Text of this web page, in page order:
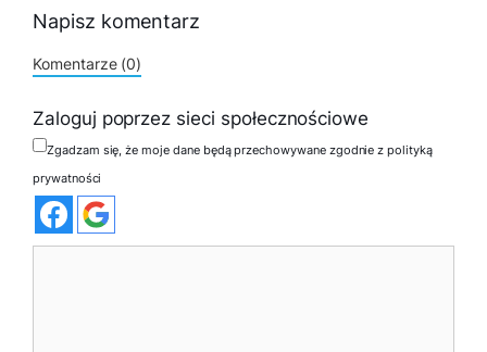
Napisz komentarz
Komentarze (0)
Zaloguj poprzez sieci społecznościowe
Zgadzam się, że moje dane będą przechowywane zgodnie z polityką
prywatności